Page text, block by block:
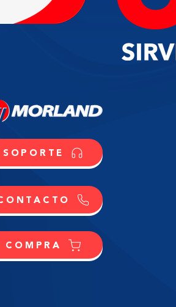
SOPORTE
COMPRA